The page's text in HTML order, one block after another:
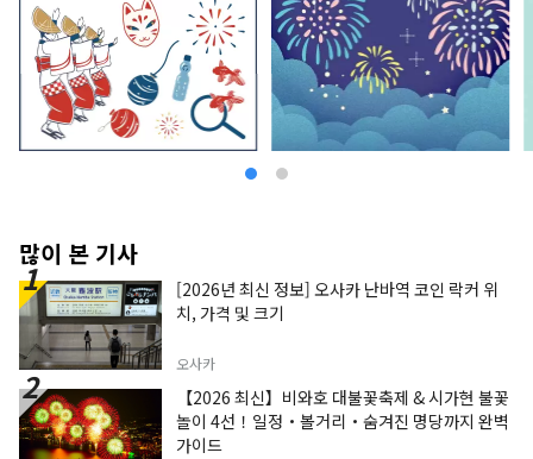
많이 본 기사
[2026년 최신 정보] 오사카 난바역 코인 락커 위
치, 가격 및 크기
오사카
【2026 최신】비와호 대불꽃축제 & 시가현 불꽃
놀이 4선！일정・볼거리・숨겨진 명당까지 완벽
가이드